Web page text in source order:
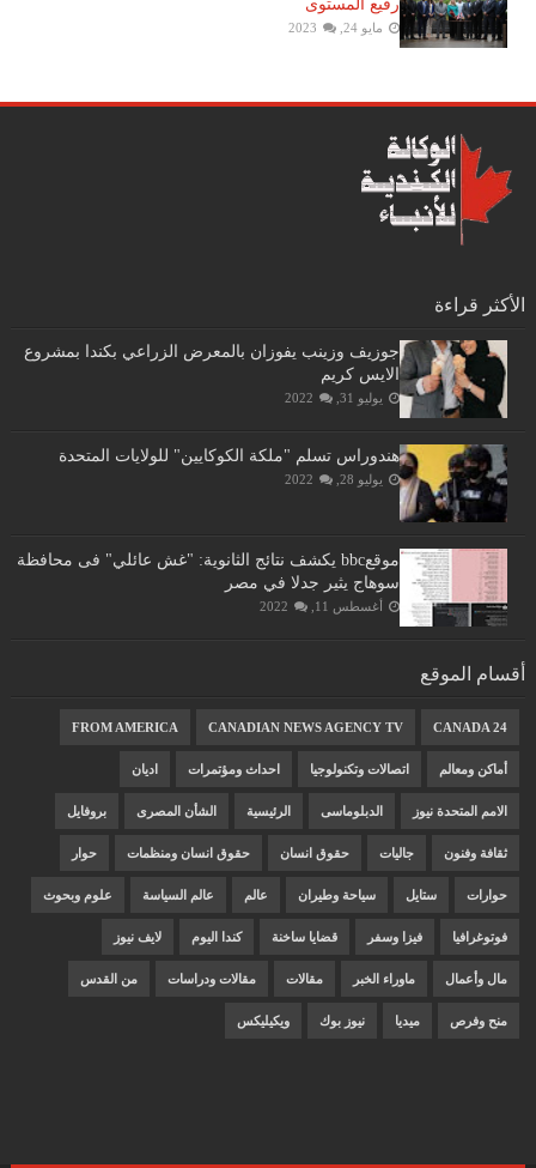
رفيع المستوى
مايو 24, 2023
الأكثر قراءة
جوزيف وزينب يفوزان بالمعرض الزراعي بكندا بمشروع
الايس كريم
يوليو 31, 2022
هندوراس تسلم "ملكة الكوكايين" للولايات المتحدة
يوليو 28, 2022
موقعbbc يكشف نتائج الثانوية: "غش عائلي" فى محافظة
سوهاج يثير جدلا في مصر
أغسطس 11, 2022
أقسام الموقع
CANADA 24
CANADIAN NEWS AGENCY TV
FROM AMERICA
أماكن ومعالم اتصالات وتكنولوجيا احداث ومؤتمرات اديان
الامم المتحدة نيوز الدبلوماسى الرئيسية الشأن المصرى بروفايل
ثقافة وفنون جاليات حقوق انسان حقوق انسان ومنظمات حوار
حوارات ستايل سياحة وطيران عالم عالم السياسة علوم وبحوث
فوتوغرافيا فيزا وسفر قضايا ساخنة كندا اليوم لايف نيوز
مال وأعمال ماوراء الخبر مقالات مقالات ودراسات من القدس
منح وفرص ميديا نيوز بوك ويكيليكس